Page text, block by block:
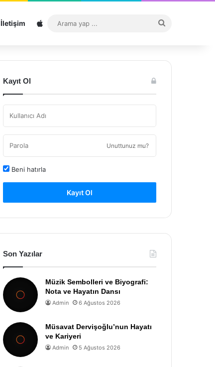
İletişim Sitemap
...
Kayıt Ol
Unuttunuz mu?
Beni hatırla
Kayıt Ol
Son Yazılar
Müzik Sembolleri ve Biyografi:
Nota ve Hayatın Dansı
Admin 6 Ağustos 2026
Müsavat Dervişoğlu’nun Hayatı
ve Kariyeri
Admin 5 Ağustos 2026